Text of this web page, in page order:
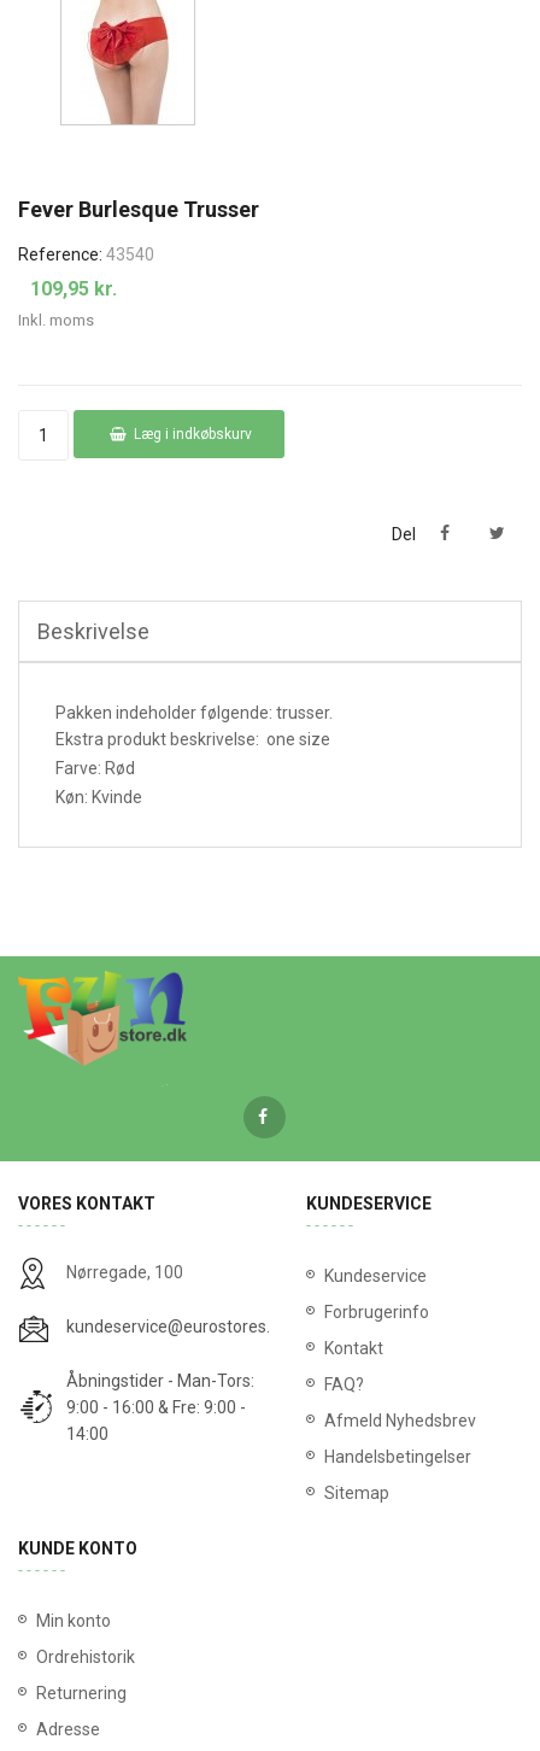
Fever Burlesque Trusser
Reference: 43540
109,95 kr.
Inkl. moms
Læg i indkøbskurv
Del
Beskrivelse
Pakken indeholder følgende: trusser.
Ekstra produkt beskrivelse: one size
Farve: Rød
Køn: Kvinde
VORES KONTAKT
Nørregade, 100
kundeservice@eurostores.dk
Åbningstider - Man-Tors:
9:00 - 16:00 & Fre: 9:00 -
14:00
KUNDESERVICE
Kundeservice
Forbrugerinfo
Kontakt
FAQ?
Afmeld Nyhedsbrev
Handelsbetingelser
Sitemap
KUNDE KONTO
Min konto
Ordrehistorik
Returnering
Adresse